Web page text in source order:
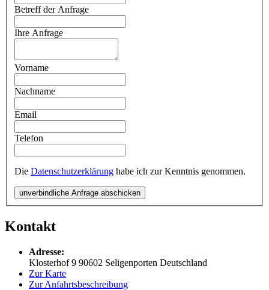
Betreff der Anfrage
Ihre Anfrage
Vorname
Nachname
Email
Telefon
Die Datenschutzerklärung habe ich zur Kenntnis genommen.
unverbindliche Anfrage abschicken
Kontakt
Adresse:
Klosterhof 9 90602 Seligenporten Deutschland
Zur Karte
Zur Anfahrtsbeschreibung